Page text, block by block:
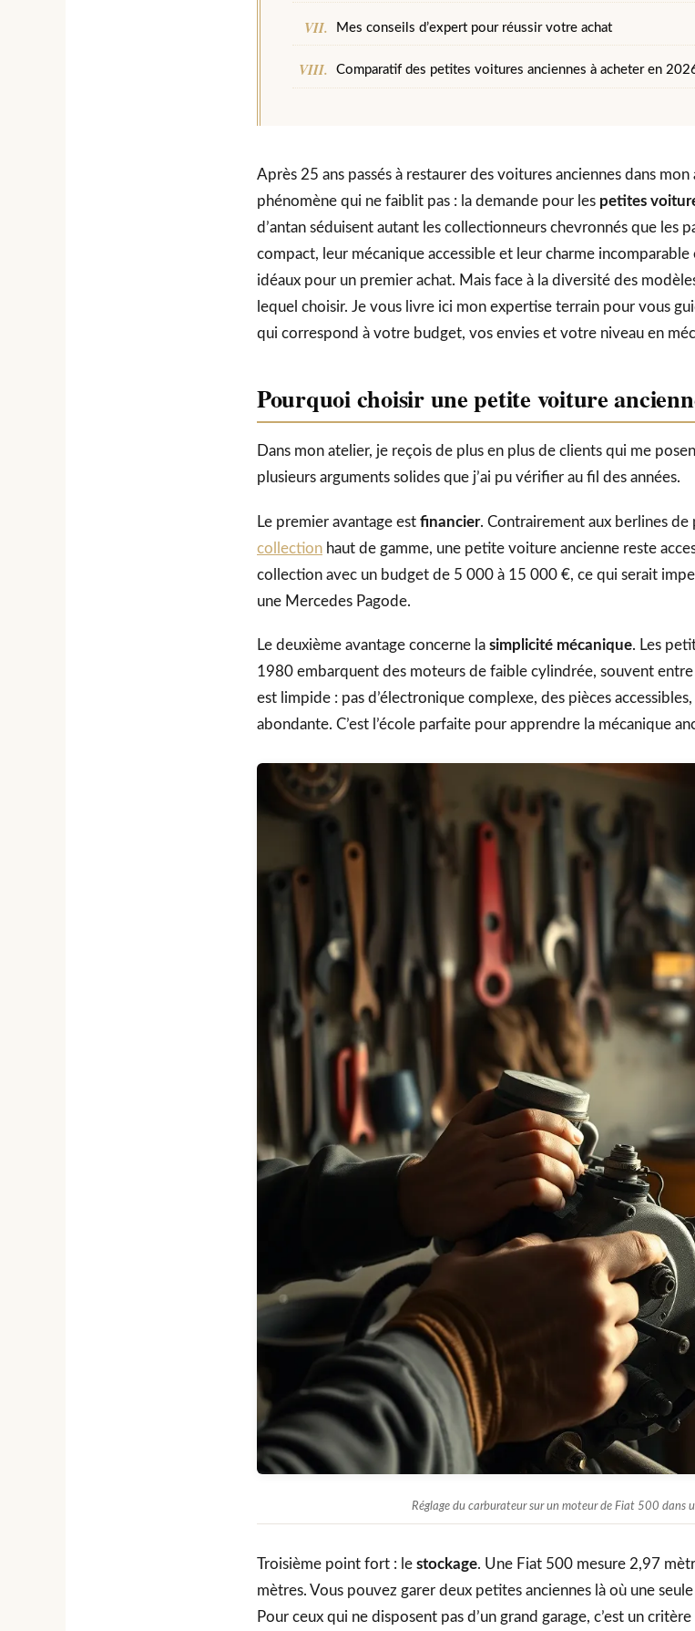
Mes conseils d’expert pour réussir votre achat
Comparatif des petites voitures anciennes à acheter en
Après 25 ans passés à restaurer des voitures anciennes dans
phénomène qui ne faiblit pas : la demande pour les petites
d’antan séduisent autant les collectionneurs chevronnés que les
compact, leur mécanique accessible et leur charme
idéaux pour un premier achat. Mais face à la diversité des
lequel choisir. Je vous livre ici mon expertise terrain pour vous
qui correspond à votre budget, vos envies et votre niveau en
Pourquoi choisir une petite voiture
Dans mon atelier, je reçois de plus en plus de clients qui me
plusieurs arguments solides que j’ai pu vérifier au fil des années.
Le premier avantage est financier. Contrairement aux berlines de
collection haut de gamme, une petite voiture ancienne reste
collection avec un budget de 5 000 à 15 000 €, ce qui serait
une Mercedes Pagode.
Le deuxième avantage concerne la simplicité mécanique. Les
1980 embarquent des moteurs de faible cylindrée, souvent
est limpide : pas d’électronique complexe, des pièces
abondante. C’est l’école parfaite pour apprendre la mécanique
Réglage du carburateur sur un moteur de Fiat 500 dans
Troisième point fort : le stockage. Une Fiat 500 mesure 2,97
mètres. Vous pouvez garer deux petites anciennes là où une
Pour ceux qui ne disposent pas d’un grand garage, c’est un